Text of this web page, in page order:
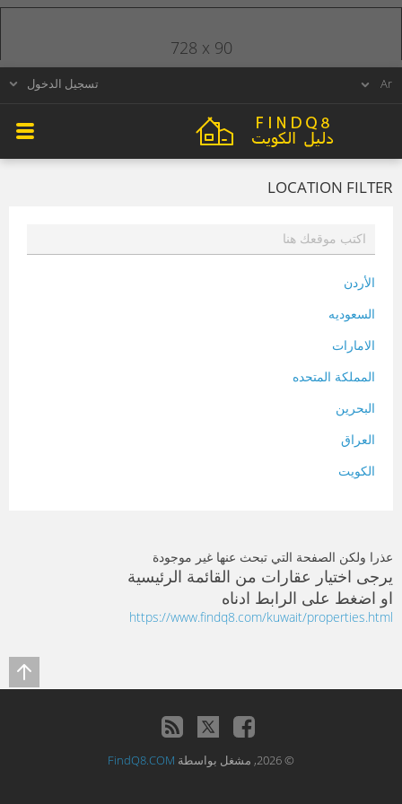
تسجيل الدخول
LOCATION FILTER
الأردن
السعوديه
الامارات
المملكة المتحده
البحرين
العراق
الكويت
سلطنة عمان
فلسطين
قطر
تونس
عذرا ولكن الصفحة التي تبحث عنها غير موجودة
يرجى اختيار عقارات من القائمة الرئيسية
او اضغط على الرابط ادناه
https://www.findq8.com/kuwait/properties.html
728 x 90
© 2026, مشغل بواسطة FindQ8.COM